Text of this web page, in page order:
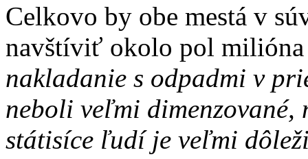
Celkovo by obe mestá v
navštíviť okolo pol
nakladanie s odpadmi v
neboli veľmi
státisíce ľudí je veľmi